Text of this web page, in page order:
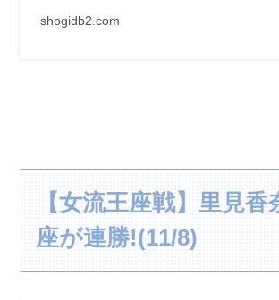
shogidb2.com
【女流王座戦】里見香
座が連勝!(11/8)